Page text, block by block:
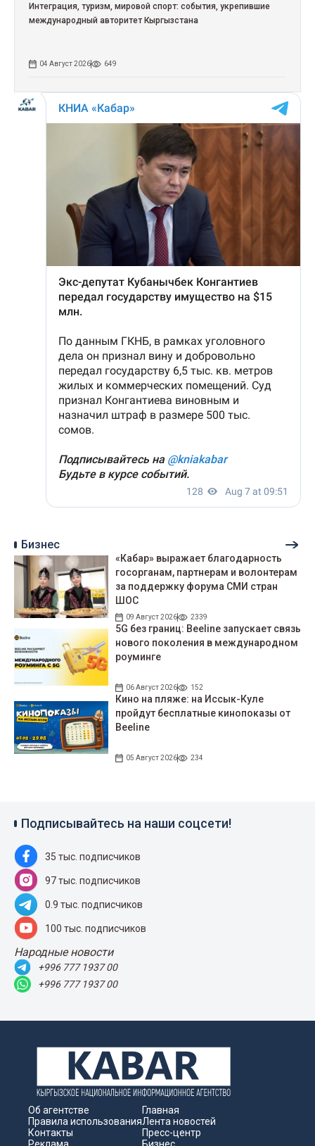
Интеграция, туризм, мировой спорт: события, укрепившие
международный авторитет Кыргызстана
04 Август 2026 649
Бизнес
«Кабар» выражает благодарность
госорганам, партнерам и волонтерам
за поддержку форума СМИ стран
ШОС
09 Август 2026 2339
5G без границ: Beeline запускает связь
нового поколения в международном
роуминге
06 Август 2026 152
Кино на пляже: на Иссык-Куле
пройдут беcплатные кинопоказы от
Beeline
05 Август 2026 234
Подписывайтесь на наши соцсети!
35 тыс. подписчиков
97 тыс. подписчиков
0.9 тыс. подписчиков
100 тыс. подписчиков
Народные новости
+996 777 1937 00
+996 777 1937 00
Об агентстве
Правила использования
Контакты
Реклама
Главная
Лента новостей
Пресс-центр
Бизнес